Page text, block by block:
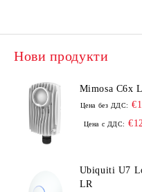
Нови продукти
Mimosa C6x
Цена без ДДС:
Цена с ДДС:
Ubiquiti U7
LR